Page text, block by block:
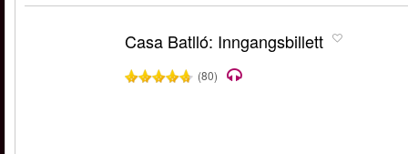
Casa Batlló: Inngangsbillett
(80)